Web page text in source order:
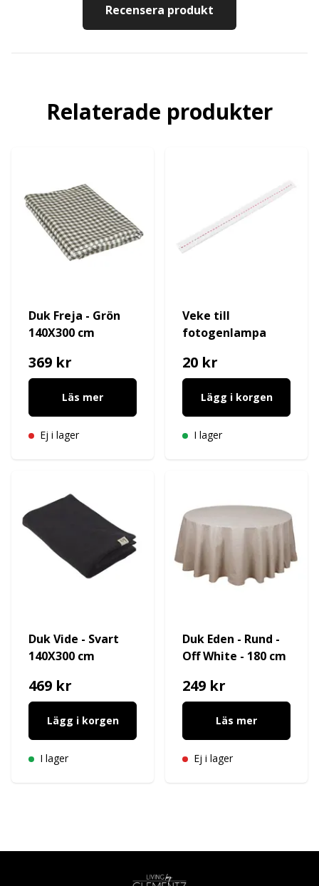
Recensera produkt
Relaterade produkter
Duk Freja - Grön
140X300 cm
369 kr
Läs mer
Ej i lager
Veke till
fotogenlampa
20 kr
Lägg i korgen
I lager
Duk Vide - Svart
140X300 cm
469 kr
Lägg i korgen
I lager
Duk Eden - Rund -
Off White - 180 cm
249 kr
Läs mer
Ej i lager